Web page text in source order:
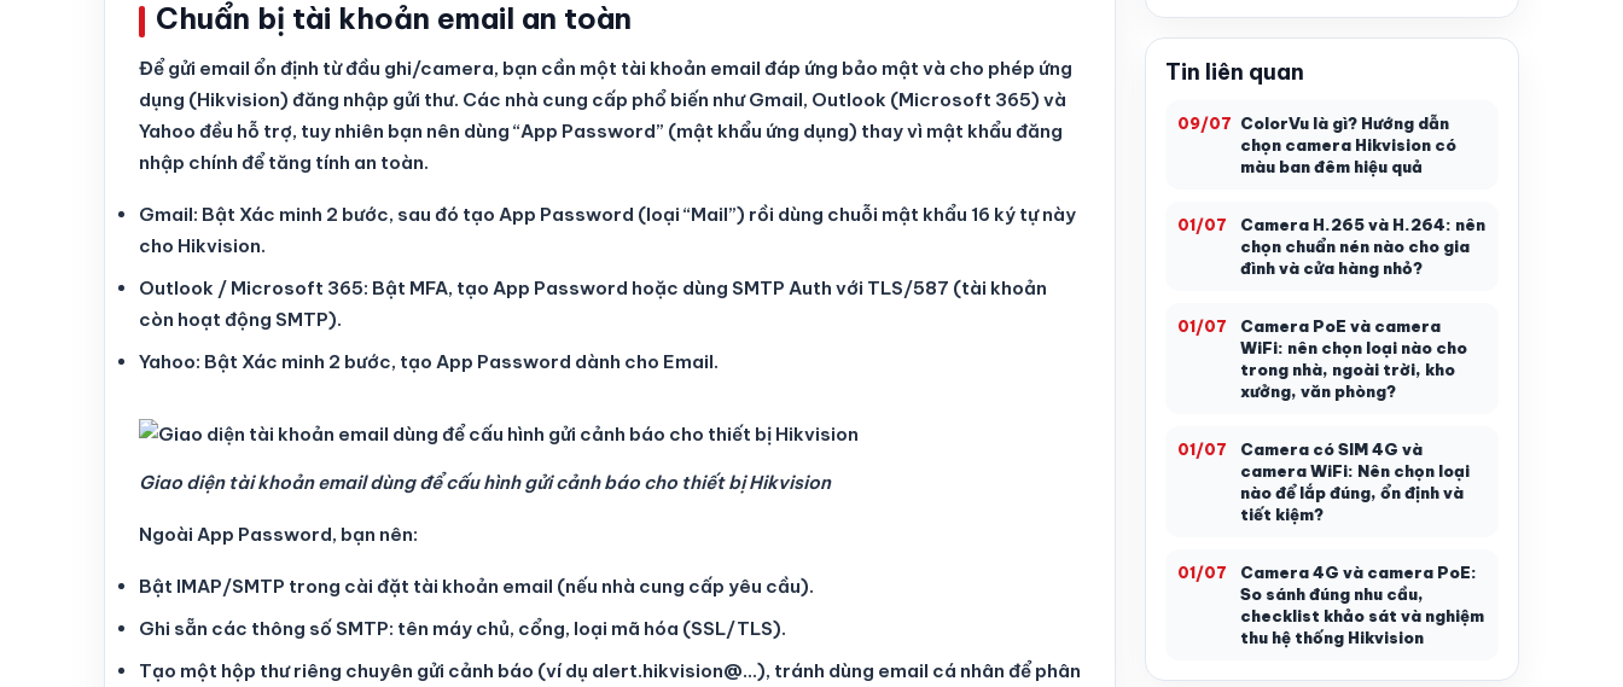
Chuẩn bị tài khoản email an toàn
Để gửi email ổn định từ đầu ghi/camera, bạn cần một tài khoản email đáp ứng bảo mật và cho phép ứng
dụng (Hikvision) đăng nhập gửi thư. Các nhà cung cấp phổ biến như Gmail, Outlook (Microsoft 365) và
Yahoo đều hỗ trợ, tuy nhiên bạn nên dùng “App Password” (mật khẩu ứng dụng) thay vì mật khẩu đăng
nhập chính để tăng tính an toàn.
Gmail: Bật Xác minh 2 bước, sau đó tạo App Password (loại “Mail”) rồi dùng chuỗi mật khẩu 16 ký tự này
cho Hikvision.
Outlook / Microsoft 365: Bật MFA, tạo App Password hoặc dùng SMTP Auth với TLS/587 (tài khoản
còn hoạt động SMTP).
Yahoo: Bật Xác minh 2 bước, tạo App Password dành cho Email.
Giao diện tài khoản email dùng để cấu hình gửi cảnh báo cho thiết bị Hikvision
Ngoài App Password, bạn nên:
Bật IMAP/SMTP trong cài đặt tài khoản email (nếu nhà cung cấp yêu cầu).
Ghi sẵn các thông số SMTP: tên máy chủ, cổng, loại mã hóa (SSL/TLS).
Tạo một hộp thư riêng chuyên gửi cảnh báo (ví dụ alert.hikvision@…), tránh dùng email cá nhân để phân
Tin liên quan
09/07 ColorVu là gì? Hướng dẫn
chọn camera Hikvision có
màu ban đêm hiệu quả
01/07
Camera H.265 và H.264: nên
chọn chuẩn nén nào cho gia
đình và cửa hàng nhỏ?
01/07
Camera PoE và camera
WiFi: nên chọn loại nào cho
trong nhà, ngoài trời, kho
xưởng, văn phòng?
01/07
Camera có SIM 4G và
camera WiFi: Nên chọn loại
nào để lắp đúng, ổn định và
tiết kiệm?
01/07
Camera 4G và camera PoE:
So sánh đúng nhu cầu,
checklist khảo sát và nghiệm
thu hệ thống Hikvision